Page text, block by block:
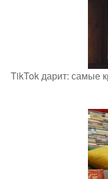
TikTok дарит: самые